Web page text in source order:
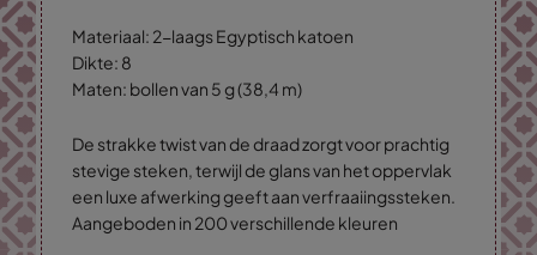
Materiaal: 2-laags Egyptisch katoen
Dikte: 8
Maten: bollen van 5 g (38,4 m)
De strakke twist van de draad zorgt voor prachtig
stevige steken, terwijl de glans van het oppervlak
een luxe afwerking geeft aan verfraaiingssteken.
Aangeboden in 200 verschillende kleuren